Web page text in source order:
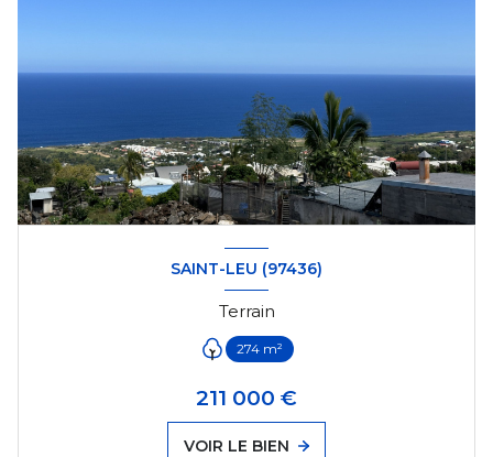
SAINT-LEU (97436)
Terrain
274 m²
211 000 €
VOIR LE BIEN